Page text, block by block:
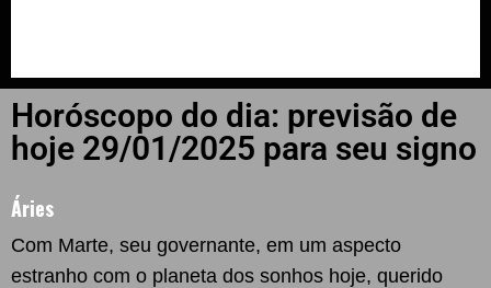
Horóscopo do dia: previsão de
hoje 29/01/2025 para seu signo
Áries
Com Marte, seu governante, em um aspecto
estranho com o planeta dos sonhos hoje, querido